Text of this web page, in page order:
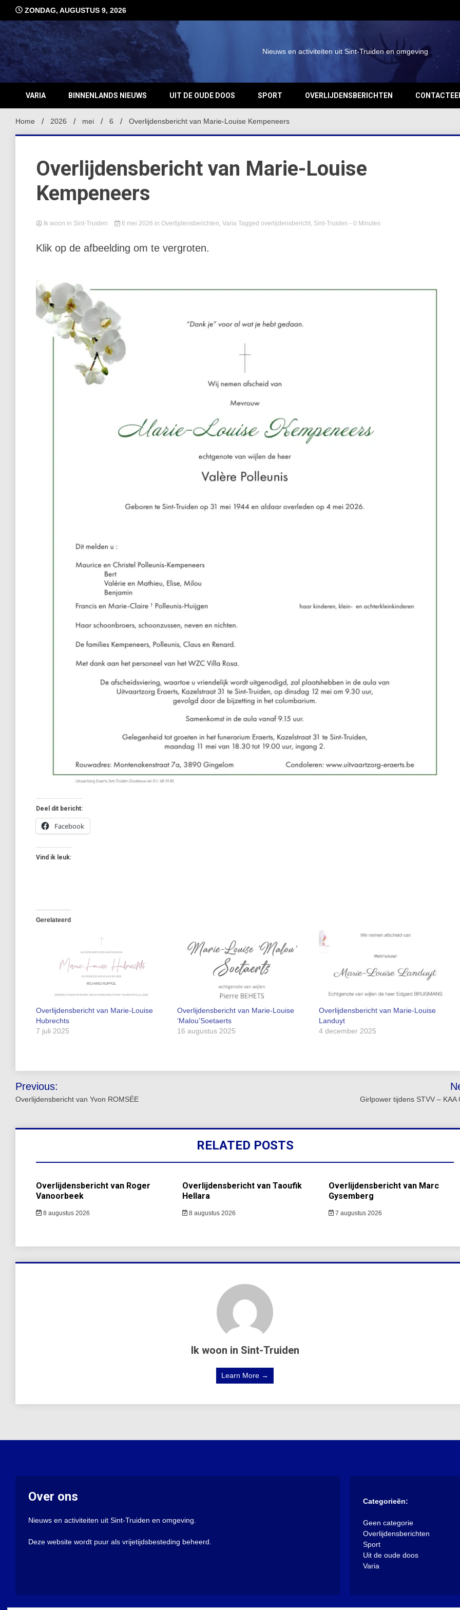
inhoud
ZONDAG, AUGUSTUS 9, 2026
Nieuws en activiteiten uit Sint-Truiden en omgeving
VARIA BINNENLANDS NIEUWS UIT DE OUDE DOOS SPORT OVERLIJDENSBERICHTEN
Home 2026 mei 6 Overlijdensbericht van Marie-Louise Kempeneers
Overlijdensbericht van Marie-Louise
Kempeneers
Ik woon in Sint-Truiden 6 mei 2026 in Overlijdensberichten, Varia Tagged overlijdensbericht, Sint-Truiden - 0 Minutes
Klik op de afbeelding om te vergroten.
Deel dit bericht:
Facebook
Vind ik leuk:
Gerelateerd
Overlijdensbericht van Marie-Louise
Hubrechts
7 juli 2025
Overlijdensbericht van Marie-Louise
‘Malou’Soetaerts
16 augustus 2025
Overlijdensbericht van Marie-Louise
Landuyt
4 december 2025
Bericht
navigatie
Previous:
Overlijdensbericht van Yvon ROMSÉE Girlpower tijdens STVV – KAA
RELATED POSTS
Overlijdensbericht van Roger
Vanoorbeek
8 augustus 2026
Overlijdensbericht van Taoufik
Hellara
8 augustus 2026
Overlijdensbericht van Marc
Gysemberg
7 augustus 2026
Ik woon in Sint-Truiden
Learn More →
Over ons
Nieuws en activiteiten uit Sint-Truiden en omgeving.
Deze website wordt puur als vrijetijdsbesteding beheerd.
Categorieën:
Geen categorie
Overlijdensberichten
Sport
Uit de oude doos
Varia